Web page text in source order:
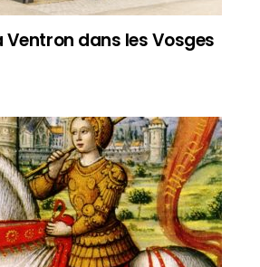
Ventron dans les Vosges